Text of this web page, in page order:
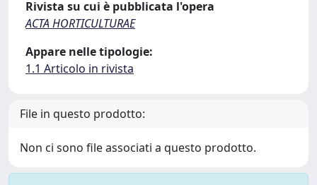
Rivista su cui è pubblicata l'opera
ACTA HORTICULTURAE
Appare nelle tipologie:
1.1 Articolo in rivista
File in questo prodotto:
Non ci sono file associati a questo prodotto.